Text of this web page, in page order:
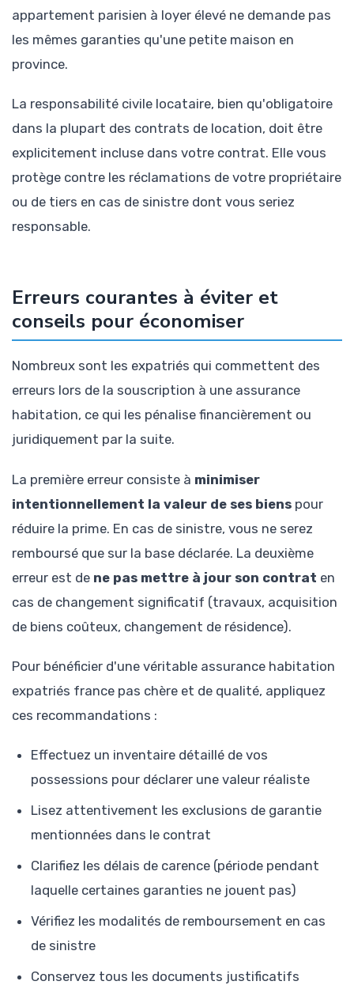
appartement parisien à loyer élevé ne demande pas
les mêmes garanties qu'une petite maison en
province.
La responsabilité civile locataire, bien qu'obligatoire
dans la plupart des contrats de location, doit être
explicitement incluse dans votre contrat. Elle vous
protège contre les réclamations de votre propriétaire
ou de tiers en cas de sinistre dont vous seriez
responsable.
Erreurs courantes à éviter et
conseils pour économiser
Nombreux sont les expatriés qui commettent des
erreurs lors de la souscription à une assurance
habitation, ce qui les pénalise financièrement ou
juridiquement par la suite.
La première erreur consiste à minimiser
intentionnellement la valeur de ses biens pour
réduire la prime. En cas de sinistre, vous ne serez
remboursé que sur la base déclarée. La deuxième
erreur est de ne pas mettre à jour son contrat en
cas de changement significatif (travaux, acquisition
de biens coûteux, changement de résidence).
Pour bénéficier d'une véritable assurance habitation
expatriés france pas chère et de qualité, appliquez
ces recommandations :
Effectuez un inventaire détaillé de vos
possessions pour déclarer une valeur réaliste
Lisez attentivement les exclusions de garantie
mentionnées dans le contrat
Clarifiez les délais de carence (période pendant
laquelle certaines garanties ne jouent pas)
Vérifiez les modalités de remboursement en cas
de sinistre
Conservez tous les documents justificatifs